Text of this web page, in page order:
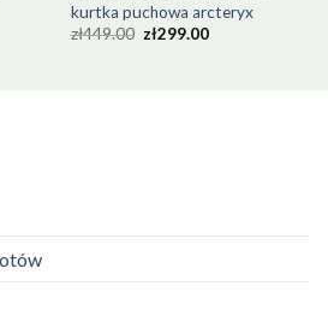
kurtka puchowa arcteryx
zł449.00 zł299.00